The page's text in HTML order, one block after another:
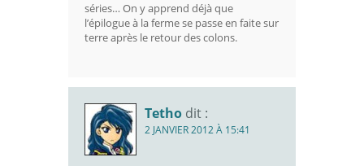
séries… On y apprend déjà que
l’épilogue à la ferme se passe en faite sur
terre après le retour des colons.
Tetho dit :
2 JANVIER 2012 À 15:41